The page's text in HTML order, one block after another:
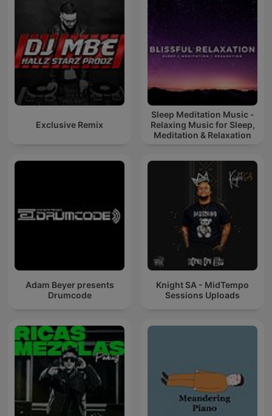
Exclusive Remix
Sleep Meditation Music -
Relaxing Music for Sleep,
Meditation & Relaxation
Adam Beyer presents
Drumcode
Knight SA - MidTempo
Sessions Uploads